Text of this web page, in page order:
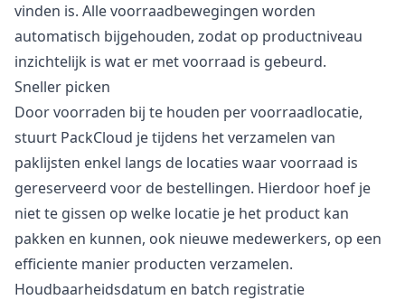
vinden is. Alle voorraadbewegingen worden
automatisch bijgehouden, zodat op productniveau
inzichtelijk is wat er met voorraad is gebeurd.
Sneller picken
Door voorraden bij te houden per voorraadlocatie,
stuurt PackCloud je tijdens het verzamelen van
paklijsten enkel langs de locaties waar voorraad is
gereserveerd voor de bestellingen. Hierdoor hoef je
niet te gissen op welke locatie je het product kan
pakken en kunnen, ook nieuwe medewerkers, op een
efficiente manier producten verzamelen.
Houdbaarheidsdatum en batch registratie